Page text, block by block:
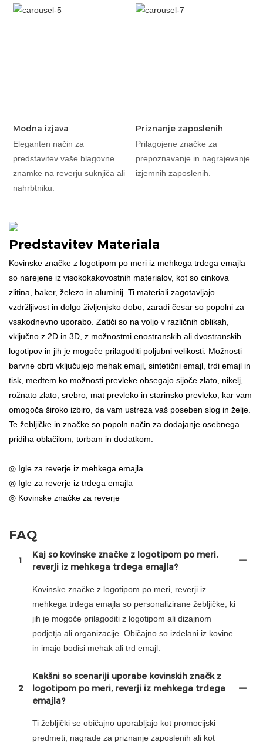
Modna izjava
Eleganten način za
predstavitev vaše blagovne
znamke na reverju suknjiča ali
nahrbtniku.
Priznanje zaposlenih
Prilagojene značke za
prepoznavanje in nagrajevanje
izjemnih zaposlenih.
Predstavitev Materiala
Kovinske značke z logotipom po meri iz mehkega trdega emajla
so narejene iz visokokakovostnih materialov, kot so cinkova
zlitina, baker, železo in aluminij. Ti materiali zagotavljajo
vzdržljivost in dolgo življenjsko dobo, zaradi česar so popolni za
vsakodnevno uporabo. Zatiči so na voljo v različnih oblikah,
vključno z 2D in 3D, z možnostmi enostranskih ali dvostranskih
logotipov in jih je mogoče prilagoditi poljubni velikosti. Možnosti
barvne obrti vključujejo mehak emajl, sintetični emajl, trdi emajl in
tisk, medtem ko možnosti prevleke obsegajo sijoče zlato, nikelj,
rožnato zlato, srebro, mat prevleko in starinsko prevleko, kar vam
omogoča široko izbiro, da vam ustreza vaš poseben slog in želje.
Te žebljičke in značke so popoln način za dodajanje osebnega
pridiha oblačilom, torbam in dodatkom.
◎ Igle za reverje iz mehkega emajla
◎ Igle za reverje iz trdega emajla
◎ Kovinske značke za reverje
FAQ
1
Kaj so kovinske značke z logotipom po meri,
reverji iz mehkega trdega emajla?
Kovinske značke z logotipom po meri, reverji iz
mehkega trdega emajla so personalizirane žebljičke, ki
jih je mogoče prilagoditi z logotipom ali dizajnom
podjetja ali organizacije. Običajno so izdelani iz kovine
in imajo bodisi mehak ali trd emajl.
2
Kakšni so scenariji uporabe kovinskih značk z
logotipom po meri, reverji iz mehkega trdega
emajla?
Ti žebljički se običajno uporabljajo kot promocijski
predmeti, nagrade za priznanje zaposlenih ali kot